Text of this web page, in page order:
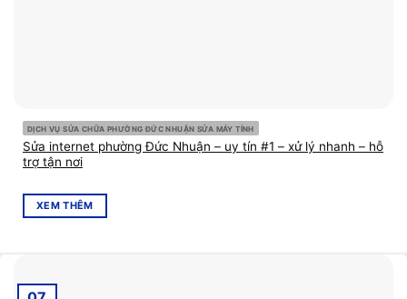
DỊCH VỤ SỬA CHỮA PHƯỜNG ĐỨC NHUẬN SỬA MÁY TÍNH
Sửa internet phường Đức Nhuận – uy tín #1 – xử lý nhanh – hỗ
trợ tận nơi
XEM THÊM